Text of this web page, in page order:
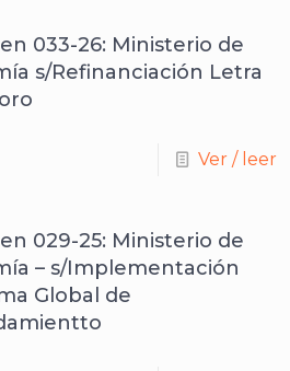
033-26: Ministerio de
s/Refinanciación Letra
Ver / leer
029-25: Ministerio de
– s/Implementación
Global de